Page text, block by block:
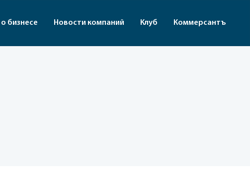
бизнесе Новости компаний Клуб Коммерсантъ